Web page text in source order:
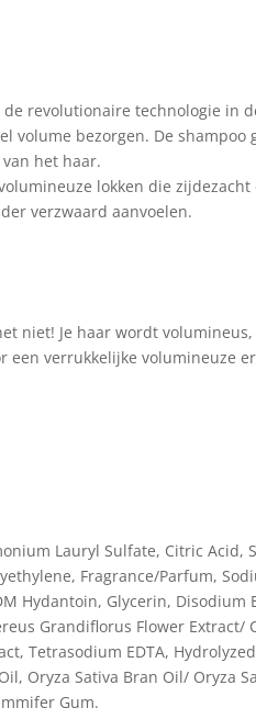
revolutionaire technologie in
volume bezorgen. De shampoo
het haar.
lokken die zijdezacht
verzwaard aanvoelen.
niet! Je haar wordt
een verrukkelijke volumineuze
Lauryl Sulfate, Citric Acid,
Fragrance/Parfum,
Hydantoin, Glycerin, Disodium
Grandiflorus Flower Extract/
Tetrasodium EDTA,
Oryza Sativa Bran Oil/ Oryza
Gum.